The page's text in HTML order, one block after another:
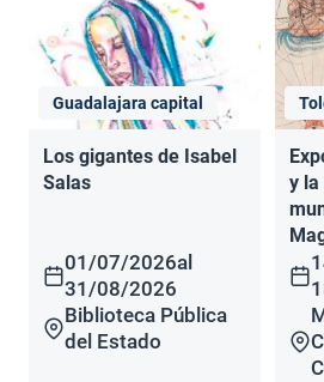
Guadalajara capital
Los gigantes de Isabel
Salas
01/07/2026al
31/08/2026
Biblioteca Pública
del Estado
y la